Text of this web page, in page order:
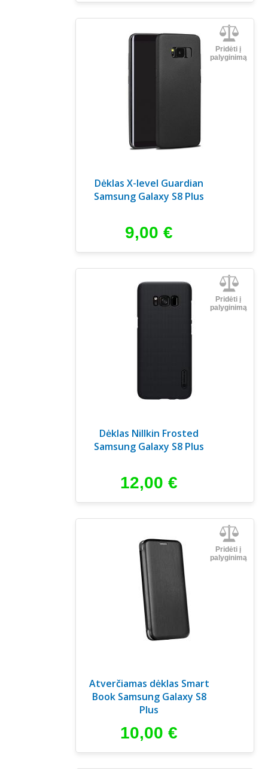
Dėklas X-level Guardian
Samsung Galaxy S8 Plus
9,00 €
Pridėti į
palyginimą
Dėklas Nillkin Frosted
Samsung Galaxy S8 Plus
12,00 €
Pridėti į
palyginimą
Atverčiamas dėklas Smart
Book Samsung Galaxy S8
Plus
10,00 €
Pridėti į
palyginimą